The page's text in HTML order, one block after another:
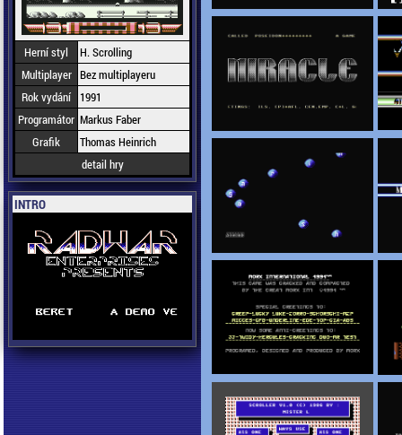
Herní styl
H. Scrolling
Multiplayer Bez multiplayeru
Rok vydání
1991
Programátor Markus Faber
Grafik
Thomas Heinrich
detail hry
INTRO